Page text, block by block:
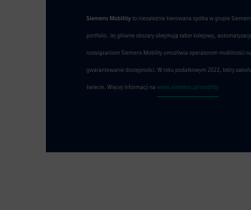
Siemens Mobilityto niezależnie kierowana spółka w grupie
portfolio. Jej główne obszary obejmują tabor kolejowy,
rozwiązaniom Siemens Mobility umożliwia operatorom mobilności
gwarantowanie dostępności. W roku podatkowym 2022, który
świecie. Więcej informacji nawww.siemens.pl/mobility